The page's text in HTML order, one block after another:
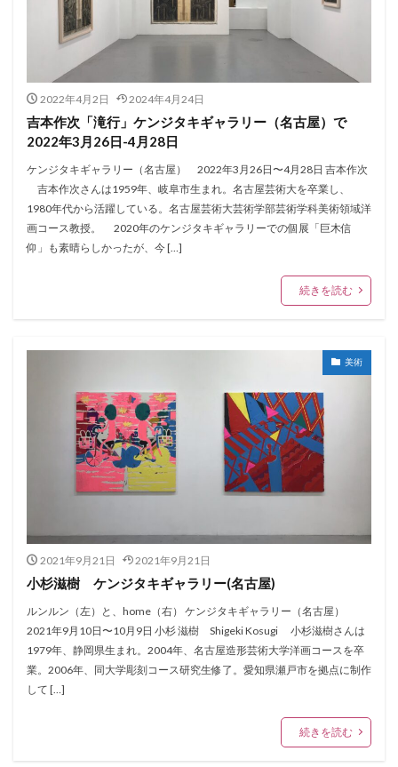
2022年4月2日 2024年4月24日
吉本作次「滝行」ケンジタキギャラリー（名古屋）で
2022年3月26日-4月28日
ケンジタキギャラリー（名古屋） 2022年3月26日〜4月28日 吉本作次
吉本作次さんは1959年、岐阜市生まれ。名古屋芸術大を卒業し、
1980年代から活躍している。名古屋芸術大芸術学部芸術学科美術領域洋
画コース教授。 2020年のケンジタキギャラリーでの個展「巨木信
仰」も素晴らしかったが、今 […]
続きを読む
美術
2021年9月21日 2021年9月21日
小杉滋樹 ケンジタキギャラリー(名古屋)
ルンルン（左）と、home（右） ケンジタキギャラリー（名古屋）
2021年9月10日〜10月9日 小杉 滋樹 Shigeki Kosugi 小杉滋樹さんは
1979年、静岡県生まれ。2004年、名古屋造形芸術大学洋画コースを卒
業。2006年、同大学彫刻コース研究生修了。愛知県瀬戸市を拠点に制作
して […]
続きを読む